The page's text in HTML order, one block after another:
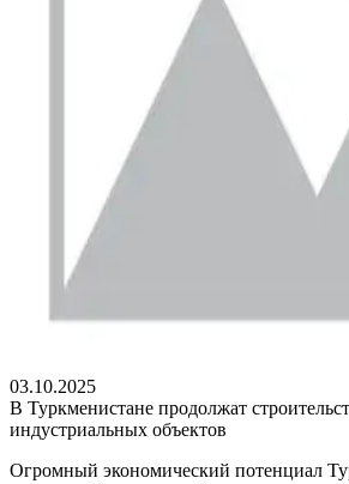
03.10.2025
В Туркменистане продолжат
индустриальных объектов
Огромный экономический потенциал